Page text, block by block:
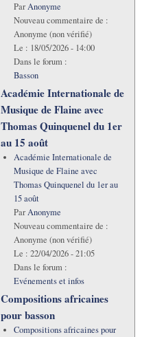
ParAnonyme
Nouveau commentaire de :
Anonyme (non vérifié)
Le : 18/05/2026 - 14:00
Dans le forum :
Basson
Académie Internationale de
Musique de Flaine avec
Thomas Quinquenel du 1er
au 15 août
Académie Internationale de
Musique de Flaine avec
Thomas Quinquenel du 1er au
15 août
ParAnonyme
Nouveau commentaire de :
Anonyme (non vérifié)
Le : 22/04/2026 - 21:05
Dans le forum :
Evénements et infos
Compositions africaines
pour basson
Compositions africaines pour